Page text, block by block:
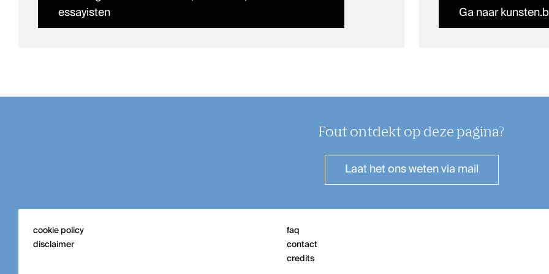
essayisten
Ga naar
Fout ontdekt op deze pagina?
Laat het ons wetenvia mail
cookie policy
disclaimer
faq
contact
credits